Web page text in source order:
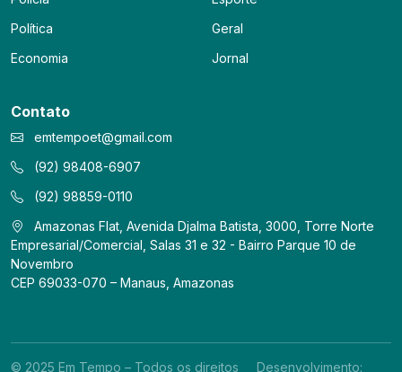
Política
Economia
Geral
Jornal
Contato
emtempoet@gmail.com
(92) 98408-6907
(92) 98859-0110
Amazonas Flat, Avenida Djalma Batista, 3000, Torre Norte
Empresarial/Comercial, Salas 31 e 32 - Bairro Parque 10 de
Novembro
CEP 69033-070 – Manaus, Amazonas
© 2025 Em Tempo – Todos os direitos Desenvolvimento: